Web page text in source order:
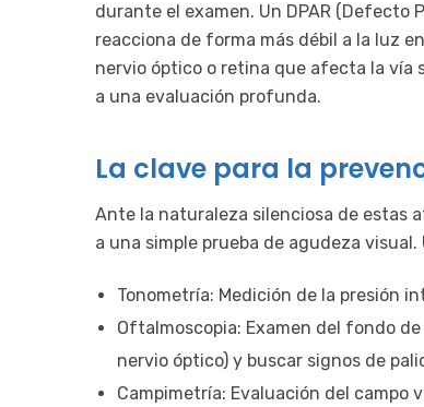
durante el examen. Un DPAR
reacciona de forma más débil a la luz
nervio óptico o retina que afecta la vía
a una evaluación profunda.
La clave para la
Ante la naturaleza silenciosa de estas
a una simple prueba de agudeza
Tonometría: Medición de la presión
Oftalmoscopia: Examen del fondo
nervio óptico) y buscar signos de
Campimetría: Evaluación del campo